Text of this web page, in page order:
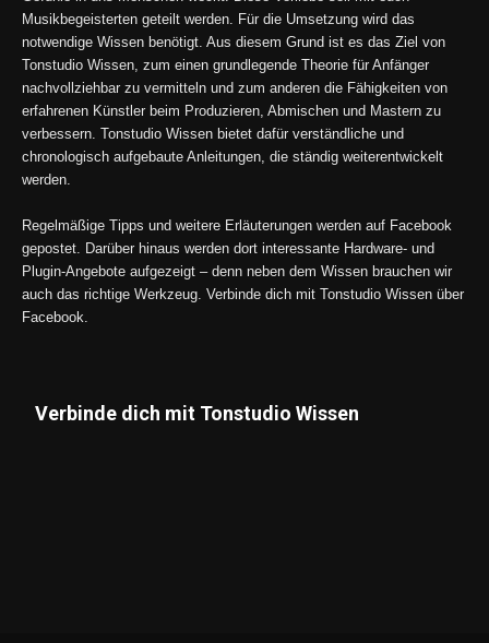
Musikbegeisterten geteilt werden. Für die Umsetzung wird das
notwendige Wissen benötigt. Aus diesem Grund ist es das Ziel von
Tonstudio Wissen, zum einen grundlegende Theorie für Anfänger
nachvollziehbar zu vermitteln und zum anderen die Fähigkeiten von
erfahrenen Künstler beim Produzieren, Abmischen und Mastern zu
verbessern. Tonstudio Wissen bietet dafür verständliche und
chronologisch aufgebaute Anleitungen, die ständig weiterentwickelt
werden.
Regelmäßige Tipps und weitere Erläuterungen werden auf Facebook
gepostet. Darüber hinaus werden dort interessante Hardware- und
Plugin-Angebote aufgezeigt – denn neben dem Wissen brauchen wir
auch das richtige Werkzeug. Verbinde dich mit Tonstudio Wissen über
Facebook.
Verbinde dich mit Tonstudio Wissen